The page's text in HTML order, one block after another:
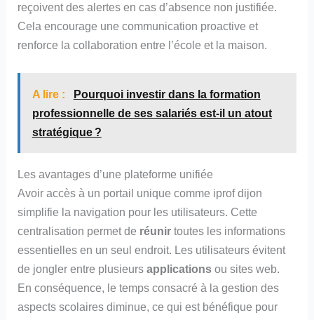
reçoivent des alertes en cas d’absence non justifiée.
Cela encourage une communication proactive et
renforce la collaboration entre l’école et la maison.
A lire :
Pourquoi investir dans la formation
professionnelle de ses salariés est-il un atout
stratégique ?
Les avantages d’une plateforme unifiée
Avoir accès à un portail unique comme iprof dijon
simplifie la navigation pour les utilisateurs. Cette
centralisation permet de réunir toutes les informations
essentielles en un seul endroit. Les utilisateurs évitent
de jongler entre plusieursapplications ou sites web.
En conséquence, le temps consacré à la gestion des
aspects scolaires diminue, ce qui est bénéfique pour